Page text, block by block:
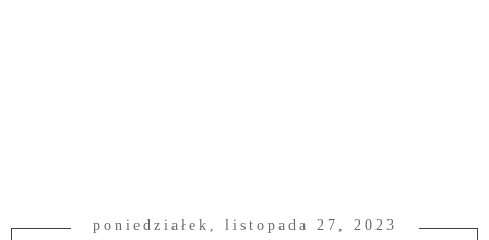
poniedziałek, listopada 27, 2023